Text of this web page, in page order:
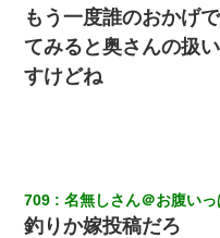
もう一度誰のおかげ
てみると奥さんの扱
すけどね
709 名無しさん＠お腹いっ
釣りか嫁投稿だろ